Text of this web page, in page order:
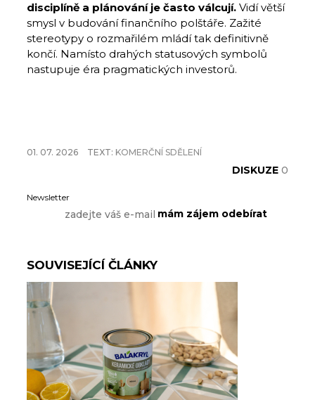
disciplíně a plánování je často válcují. Vidí větší
smysl v budování finančního polštáře. Zažité
stereotypy o rozmařilém mládí tak definitivně
končí. Namísto drahých statusových symbolů
nastupuje éra pragmatických investorů.
01. 07. 2026 TEXT: KOMERČNÍ SDĚLENÍ
DISKUZE 0
Newsletter
SOUVISEJÍCÍ ČLÁNKY